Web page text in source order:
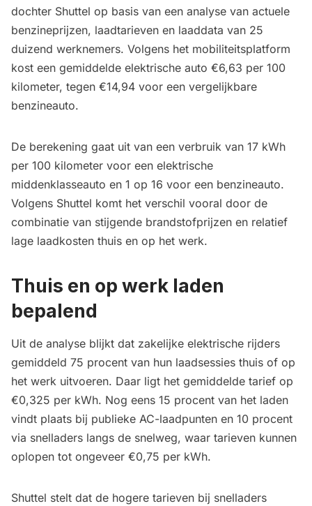
dochter Shuttel op basis van een analyse van actuele
benzineprijzen, laadtarieven en laaddata van 25
duizend werknemers. Volgens het mobiliteitsplatform
kost een gemiddelde elektrische auto €6,63 per 100
kilometer, tegen €14,94 voor een vergelijkbare
benzineauto.
De berekening gaat uit van een verbruik van 17 kWh
per 100 kilometer voor een elektrische
middenklasseauto en 1 op 16 voor een benzineauto.
Volgens Shuttel komt het verschil vooral door de
combinatie van stijgende brandstofprijzen en relatief
lage laadkosten thuis en op het werk.
Thuis en op werk laden
bepalend
Uit de analyse blijkt dat zakelijke elektrische rijders
gemiddeld 75 procent van hun laadsessies thuis of op
het werk uitvoeren. Daar ligt het gemiddelde tarief op
€0,325 per kWh. Nog eens 15 procent van het laden
vindt plaats bij publieke AC-laadpunten en 10 procent
via snelladers langs de snelweg, waar tarieven kunnen
oplopen tot ongeveer €0,75 per kWh.
Shuttel stelt dat de hogere tarieven bij snelladers